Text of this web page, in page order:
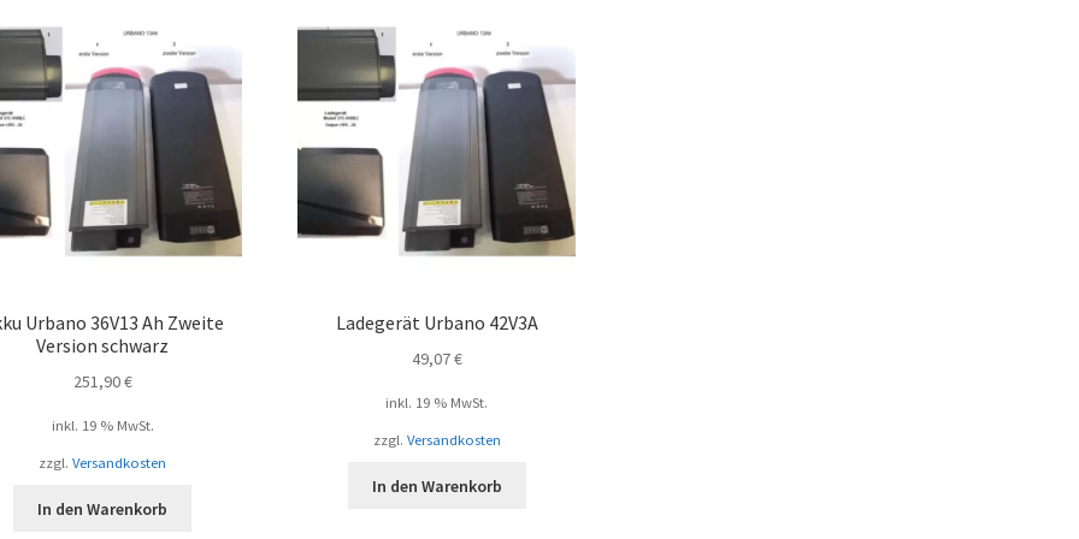
Urbano 36V13 Ah Zweite
Version schwarz
251,90€
inkl. 19 % MwSt.
zzgl.Versandkosten
In den Warenkorb
Ladegerät Urbano 42V3A
49,07€
inkl. 19 % MwSt.
zzgl. Versandkosten
In den Warenkorb